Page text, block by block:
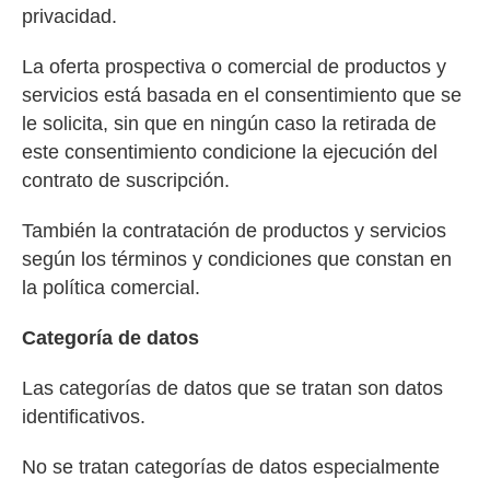
privacidad.
La oferta prospectiva o comercial de productos y
servicios está basada en el consentimiento que se
le solicita, sin que en ningún caso la retirada de
este consentimiento condicione la ejecución del
contrato de suscripción.
También la contratación de productos y servicios
según los términos y condiciones que constan en
la política comercial.
Categoría de datos
Las categorías de datos que se tratan son datos
identificativos.
No se tratan categorías de datos especialmente